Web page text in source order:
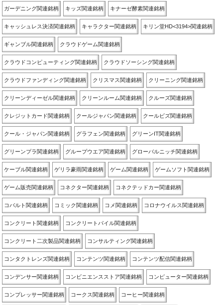
ガーデニング関連銘柄 キッズ関連銘柄 キナーゼ酵素関連銘柄
キャッシュレス決済関連銘柄 キャラクター関連銘柄 キリン堂HD<3194>関連銘柄
ギャンブル関連銘柄 クラウドゲーム関連銘柄
クラウドコンピューティング関連銘柄 クラウドソーシング関連銘柄
クラウドファンディング関連銘柄 クリスマス関連銘柄 クリーニング関連銘柄
クリーンディーゼル関連銘柄 クリーンルーム関連銘柄 クルーズ関連銘柄
クレジットカード関連銘柄 クールジャパン関連銘柄 クールビズ関連銘柄
クール・ジャパン関連銘柄 グラフェン関連銘柄 グリーンIT関連銘柄
グリーンプラ関連銘柄 グループウエア関連銘柄 グローバルニッチ関連銘柄
ケーブル関連銘柄 ゲリラ豪雨関連銘柄 ゲーム関連銘柄 ゲームソフト関連銘柄
ゲーム販売関連銘柄 コネクター関連銘柄 コネクテッドカー関連銘柄
コバルト関連銘柄 コミック関連銘柄 コメ関連銘柄 コロナウイルス関連銘柄
コンクリート関連銘柄 コンクリートパイル関連銘柄
コンクリート二次製品関連銘柄 コンサルティング関連銘柄
コンタクトレンズ関連銘柄 コンテンツ関連銘柄 コンテンツ配信関連銘柄
コンデンサー関連銘柄 コンビニエンスストア関連銘柄 コンピューター関連銘柄
コンプレッサー関連銘柄 コークス関連銘柄 コーヒー関連銘柄